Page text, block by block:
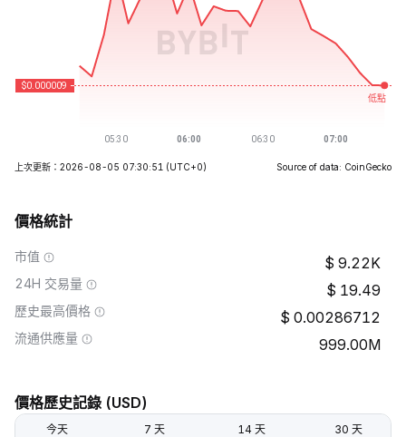
上次更新：2026-08-05 07:30:51 (UTC+0) Source of data: CoinGecko
價格統計
市值 9.22K
24H 交易量 19.49
歷史最高價格 0.00286712
流通供應量 999.00M
價格歷史記錄 (USD)
今天 7 天 14 天 30 天